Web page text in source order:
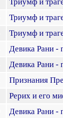
Триумф и
Триумф и
Девика Рани -
Девика Рани -
Признания
Рерих и его
Девика Рани -